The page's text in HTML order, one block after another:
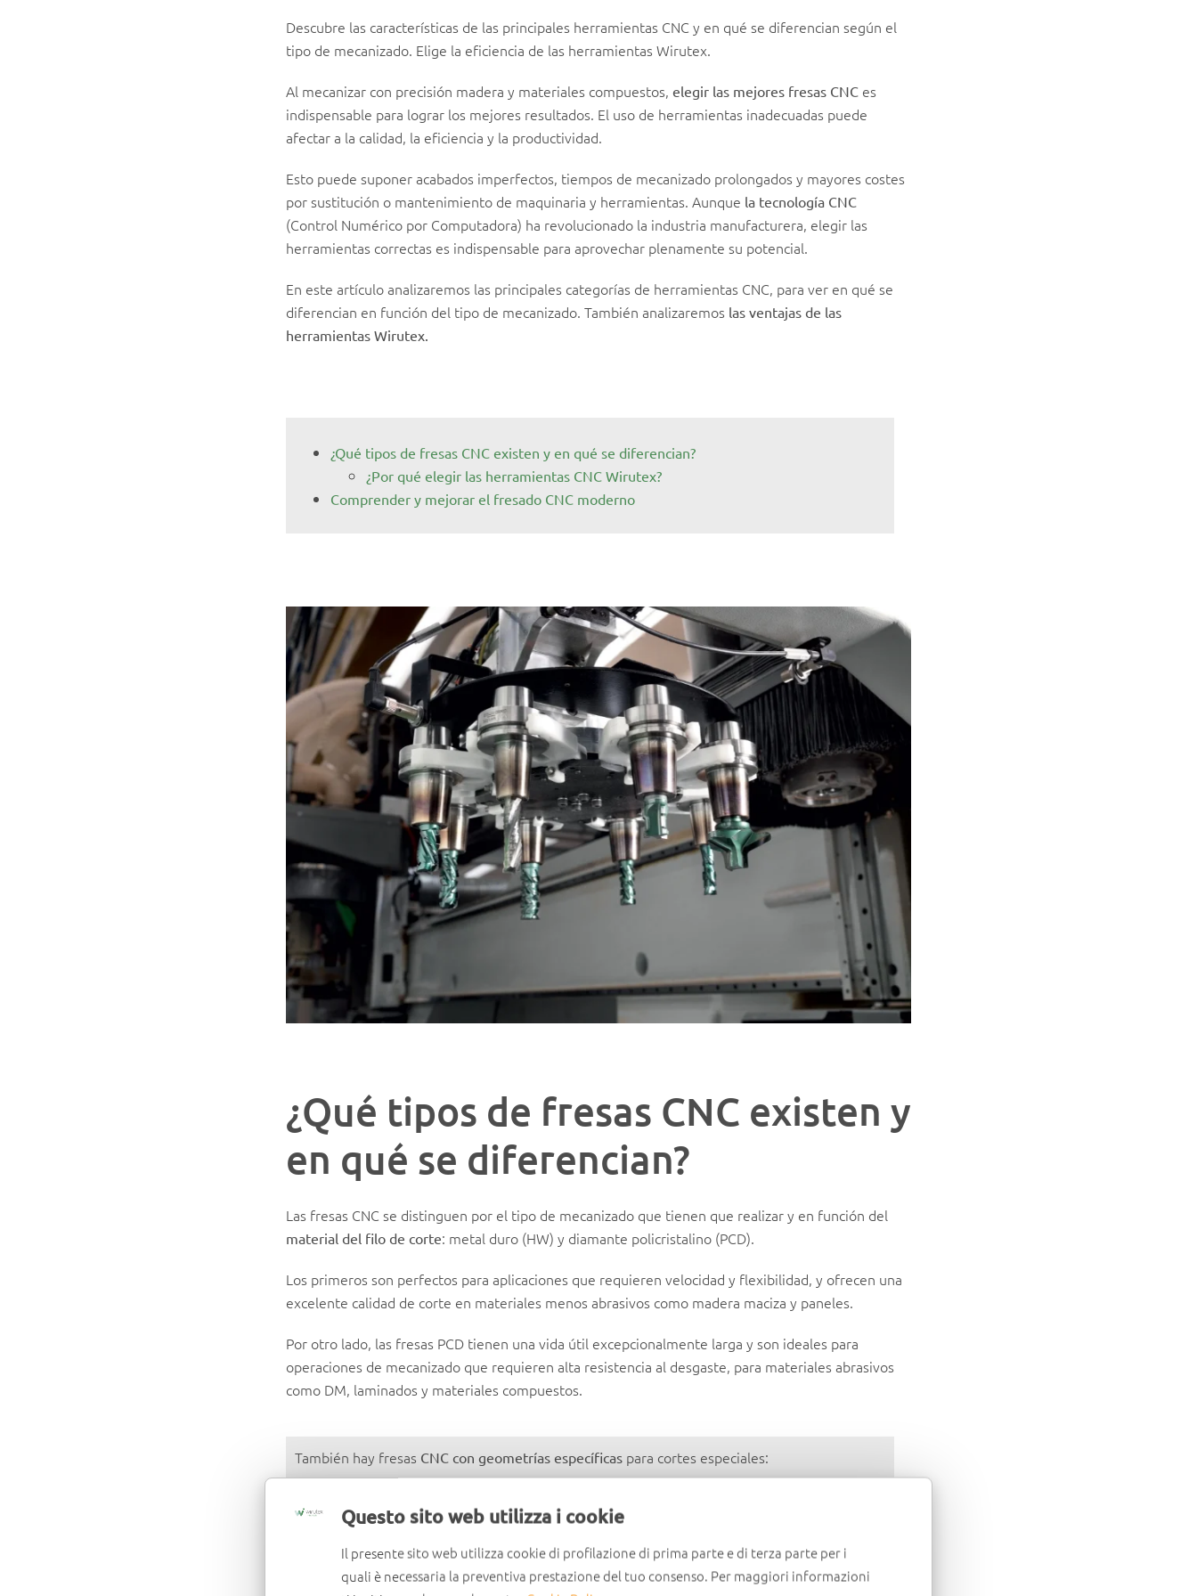
Questo sito web utilizza i cookie
Il presente sito web utilizza cookie di profilazione di prima parte e di terza parte per i
quali è necessaria la preventiva prestazione del tuo consenso. Per maggiori informazioni
Descubre las características de las principales herramientas CNC y en qué se diferencian según el
tipo de mecanizado. Elige la eficiencia de las herramientas Wirutex.
Al mecanizar con precisión madera y materiales compuestos, elegir las mejores fresas CNC es
indispensable para lograr los mejores resultados. El uso de herramientas inadecuadas puede
afectar a la calidad, la eficiencia y la productividad.
Esto puede suponer acabados imperfectos, tiempos de mecanizado prolongados y mayores costes
por sustitución o mantenimiento de maquinaria y herramientas. Aunque la tecnología CNC
(Control Numérico por Computadora) ha revolucionado la industria manufacturera, elegir las
herramientas correctas es indispensable para aprovechar plenamente su potencial.
En este artículo analizaremos las principales categorías de herramientas CNC, para ver en qué se
diferencian en función del tipo de mecanizado. También analizaremos las ventajas de las
herramientas Wirutex.
¿Qué tipos de fresas CNC existen y en qué se diferencian?
¿Por qué elegir las herramientas CNC Wirutex?
Comprender y mejorar el fresado CNC moderno
¿Qué tipos de fresas CNC existen y
en qué se diferencian?
Las fresas CNC se distinguen por el tipo de mecanizado que tienen que realizar y en función del
material del filo de corte: metal duro (HW) y diamante policristalino (PCD).
Los primeros son perfectos para aplicaciones que requieren velocidad y flexibilidad, y ofrecen una
excelente calidad de corte en materiales menos abrasivos como madera maciza y paneles.
Por otro lado, las fresas PCD tienen una vida útil excepcionalmente larga y son ideales para
operaciones de mecanizado que requieren alta resistencia al desgaste, para materiales abrasivos
como DM, laminados y materiales compuestos.
También hay fresas CNC con geometrías específicas para cortes especiales:
Fresas helicoidales: ideales para contornear, seccionar y dar forma.
Fresas perfiladas : utilizadas para mecanizados complejos y ranurados.
Fresas de planeado : útiles para el acabado de grandes superficies.